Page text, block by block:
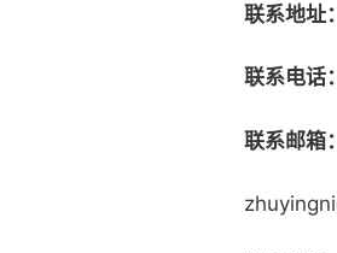
联系地址：
联系电话：
联系邮箱：